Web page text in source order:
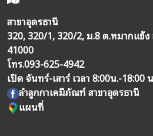
สาขาอุดรธานี
320, 320/1, 320/2, ม.8 ต.หมากแข้ง
41000
โทร.093-625-4942
เปิด จันทร์-เสาร์ เวลา 8:00น.-18:00
ลำลูกกาเคมีภัณฑ์ สาขาอุดรธานี
แผนที่